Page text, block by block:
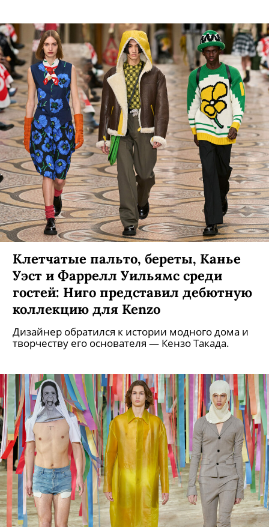
Клетчатые пальто, береты, Канье
Уэст и Фаррелл Уильямс среди
гостей: Ниго представил дебютную
коллекцию для Kenzo
Дизайнер обратился к истории модного дома и
творчеству его основателя — Кензо Такада.